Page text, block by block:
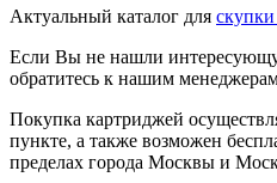
Актуальный каталог для
Если Вы не нашли
обратитесь к нашим
Покупка картриджей
пункте, а также возможен
пределах города Москвы и